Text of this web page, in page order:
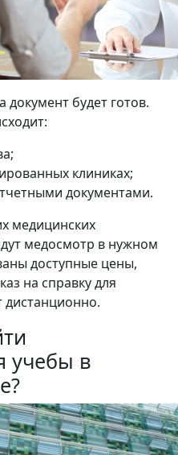
документ будет готов.
клиниках;
документами.
медицинских
медосмотр в нужном
доступные цены,
на справку для
дистанционно.
учебы в